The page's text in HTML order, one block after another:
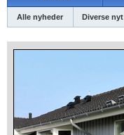
Alle nyheder Diverse nyt